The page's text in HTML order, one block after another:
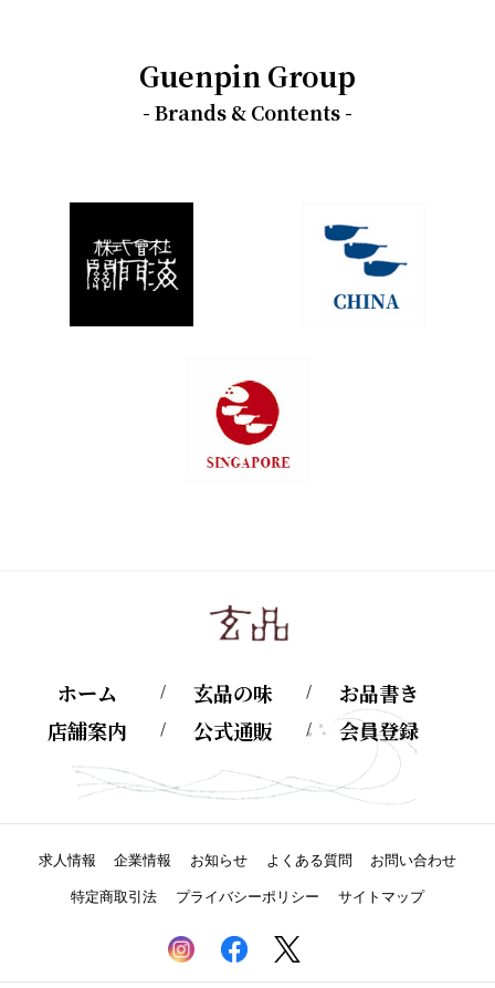
Guenpin Group
- Brands & Contents -
ホーム 玄品の味
お品書き
店舗案内
公式通販 会員登録
求人情報 企業情報 お知らせ よくある質問 お問い合わせ
特定商取引法 プライバシーポリシー サイトマップ